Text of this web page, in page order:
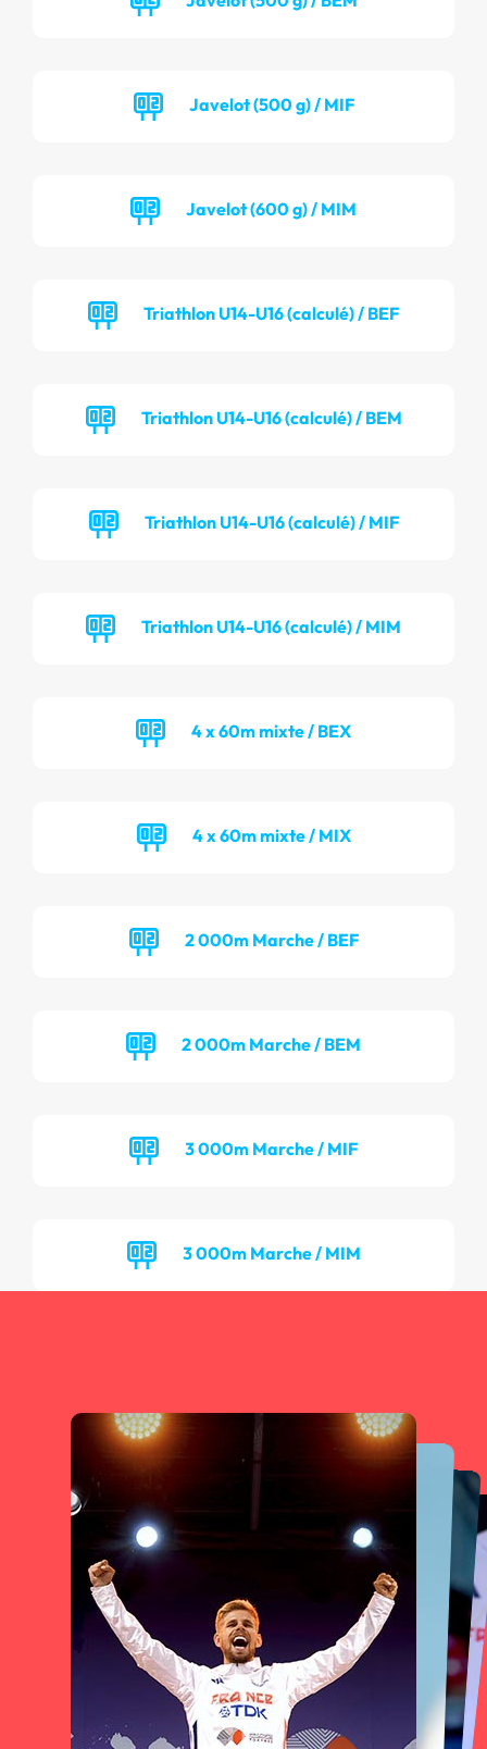
Javelot (500 g) / MIF
Javelot (600 g) / MIM
Triathlon U14-U16 (calculé) / BEF
Triathlon U14-U16 (calculé) / BEM
Triathlon U14-U16 (calculé) / MIF
Triathlon U14-U16 (calculé) / MIM
4 x 60m mixte / BEX
4 x 60m mixte / MIX
2 000m Marche / BEF
2 000m Marche / BEM
3 000m Marche / MIF
3 000m Marche / MIM